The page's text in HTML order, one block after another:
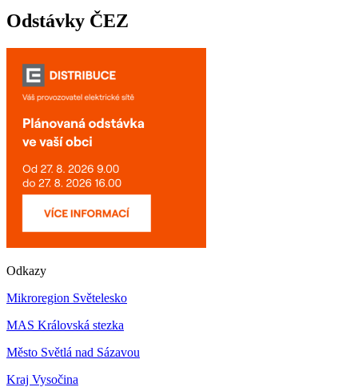
Odstávky ČEZ
Odkazy
Mikroregion Světelesko
MAS Královská stezka
Město Světlá nad Sázavou
Kraj Vysočina